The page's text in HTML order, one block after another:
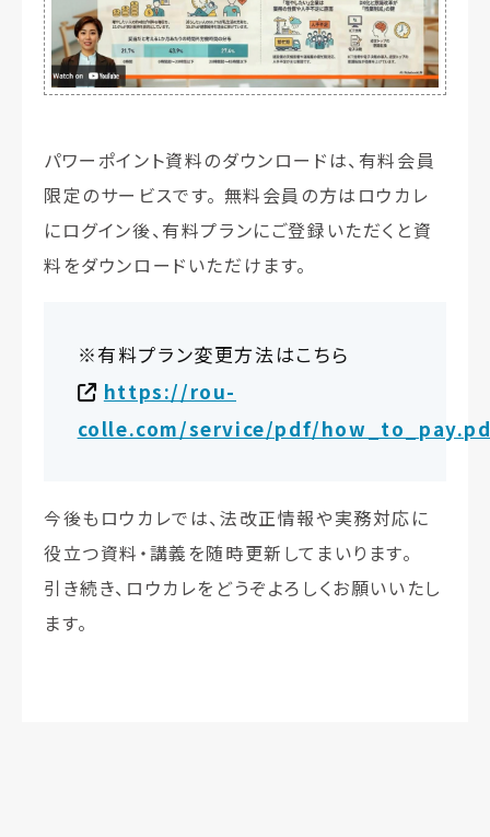
パワーポイント資料のダウンロードは、有料会員
限定のサービスです。 無料会員の方はロウカレ
にログイン後、有料プランにご登録いただくと資
料をダウンロードいただけます。
※有料プラン変更方法はこちら
https://rou-
colle.com/service/pdf/
今後もロウカレでは、法改正情報や実務対応に
役立つ資料・講義を随時更新してまいります。
引き続き、ロウカレをどうぞよろしくお願いいたし
ます。